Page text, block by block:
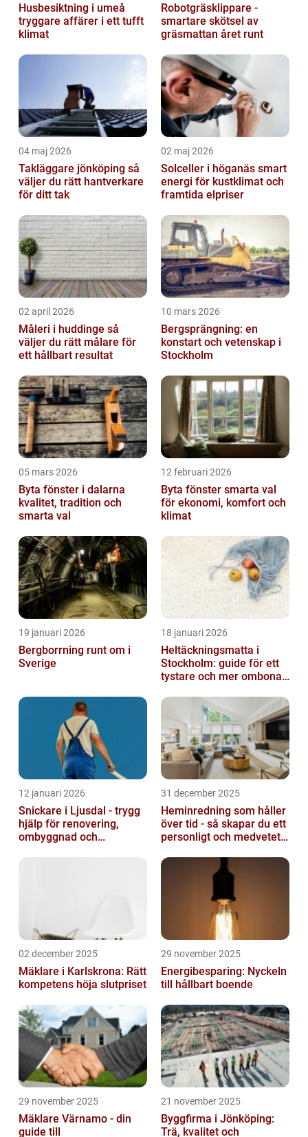
Husbesiktning i umeå
tryggare affärer i ett tufft
klimat
Robotgräsklippare -
smartare skötsel av
gräsmattan året runt
04 maj 2026
Takläggare jönköping så
väljer du rätt hantverkare
för ditt tak
02 maj 2026
Solceller i höganäs smart
energi för kustklimat och
framtida elpriser
02 april 2026
Måleri i huddinge så
väljer du rätt målare för
ett hållbart resultat
10 mars 2026
Bergsprängning: en
konstart och vetenskap i
Stockholm
05 mars 2026
Byta fönster i dalarna
kvalitet, tradition och
smarta val
12 februari 2026
Byta fönster smarta val
för ekonomi, komfort och
klimat
19 januari 2026
Bergborrning runt om i
Sverige
18 januari 2026
Heltäckningsmatta i
Stockholm: guide för ett
tystare och mer ombonat
12 januari 2026
Snickare i Ljusdal - trygg
hjälp för renovering,
ombyggnad och
31 december 2025
Heminredning som håller
över tid - så skapar du ett
personligt och medvetet
02 december 2025
Mäklare i Karlskrona: Rätt
kompetens höja slutpriset
29 november 2025
Energibesparing: Nyckeln
till hållbart boende
29 november 2025
Mäklare Värnamo - din
guide till
21 november 2025
Byggfirma i Jönköping:
Trä, kvalitet och